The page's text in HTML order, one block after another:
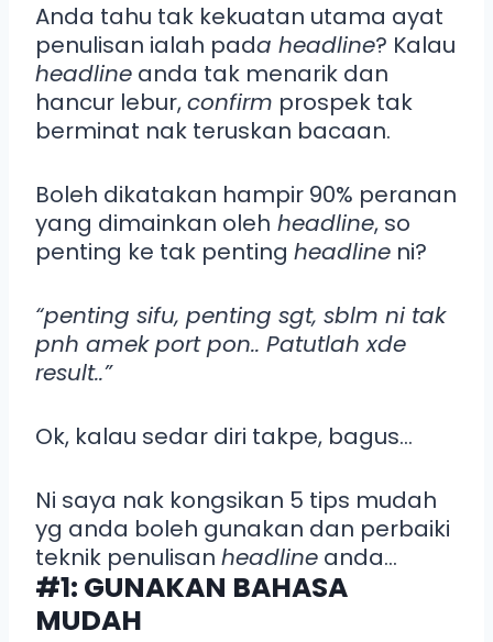
Anda tahu tak kekuatan utama ayat
penulisan ialah pada headline? Kalau
headline anda tak menarik dan
hancur lebur,confirm prospek tak
berminat nak teruskan bacaan.
Boleh dikatakan hampir 90% peranan
yang dimainkan oleh headline, so
penting ke tak penting headline ni?
“penting sifu, penting sgt, sblm ni tak
pnh amek port pon.. Patutlah xde
result..”
Ok, kalau sedar diri takpe, bagus…
Ni saya nak kongsikan 5 tips mudah
yg anda boleh gunakan dan perbaiki
teknik penulisan headline anda…
#1: GUNAKAN BAHASA
MUDAH